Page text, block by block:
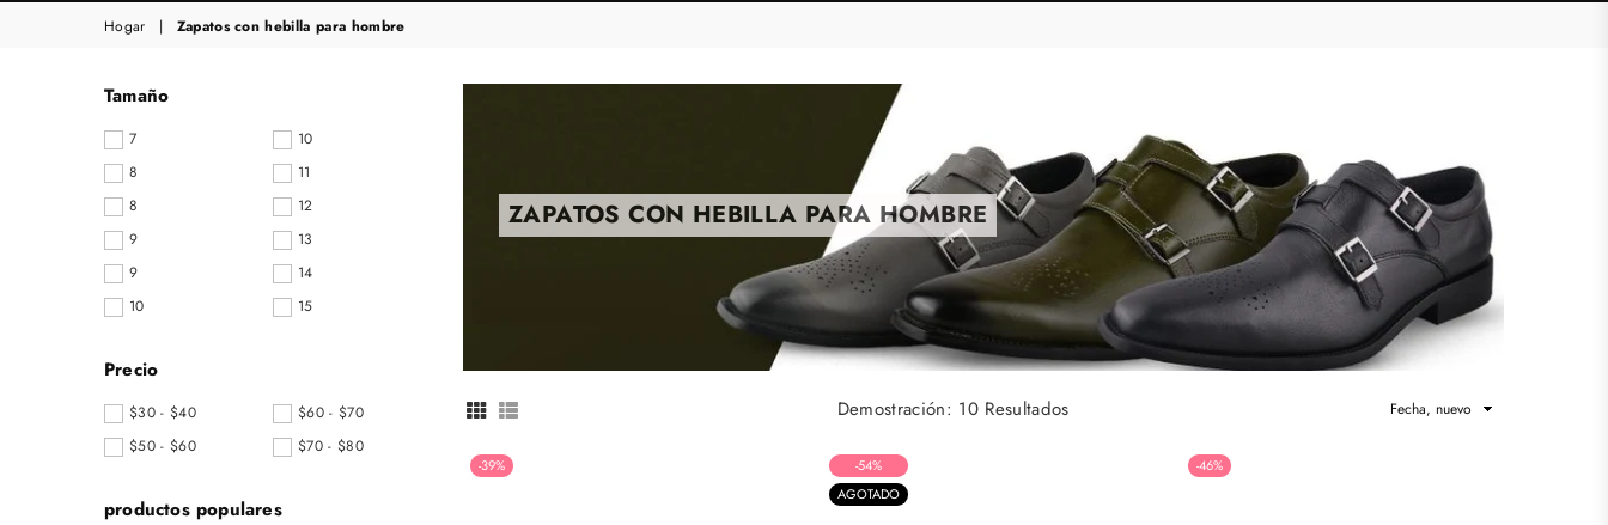
Hogar | Zapatos con hebilla para hombre
ZAPATOS CON HEBILLA PARA HOMBRE
Demostración: 10 Resultados Ordenar
-39%
-54%
AGOTADO
-46%
Tamaño
7
8
8
9
9
10
10
11
12
13
14
15
Precio
$30 - $40
$50 - $60
$60 - $70
$70 - $80
productos populares